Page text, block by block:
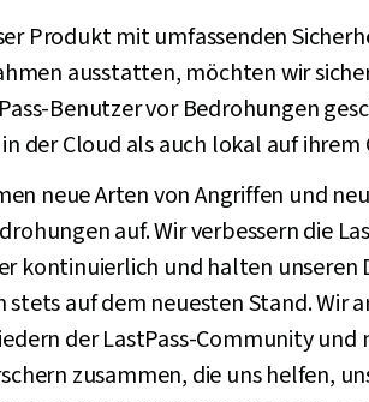
Produkt mit umfassenden
ausstatten, möchten wir
Benutzer vor Bedrohungen
der Cloud als auch lokal auf ihrem
neue Arten von Angriffen und
auf. Wir verbessern die
kontinuierlich und halten unseren
auf dem neuesten Stand. Wir
der LastPass-Community und
zusammen, die uns helfen,